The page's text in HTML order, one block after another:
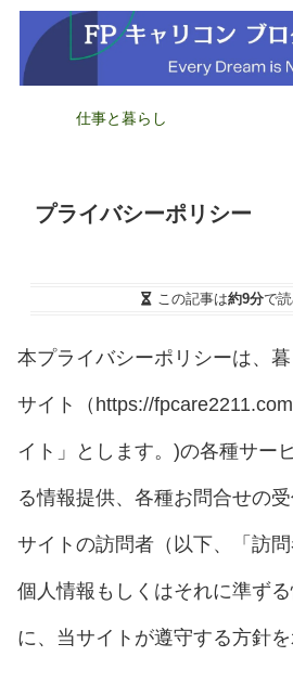
仕事と暮らし
プライバシーポリシー
この記事は約9分で読
本プライバシーポリシーは、
サイト（https://
イト」とします。)の各種サー
る情報提供、各種お問合せの
サイトの訪問者（以下、「訪
個人情報もしくはそれに準ず
に、当サイトが遵守する方針を